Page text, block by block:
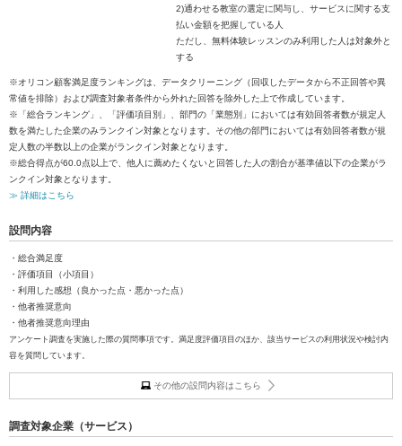
2)通わせる教室の選定に関与し、サービスに関する支
払い金額を把握している人
ただし、無料体験レッスンのみ利用した人は対象外と
する
※オリコン顧客満足度ランキングは、データクリーニング（回収したデータから不正回答や異
常値を排除）および調査対象者条件から外れた回答を除外した上で作成しています。
※「総合ランキング」、「評価項目別」、部門の「業態別」においては有効回答者数が規定人
数を満たした企業のみランクイン対象となります。その他の部門においては有効回答者数が規
定人数の半数以上の企業がランクイン対象となります。
※総合得点が60.0点以上で、他人に薦めたくないと回答した人の割合が基準値以下の企業がラ
ンクイン対象となります。
≫ 詳細はこちら
設問内容
・総合満足度
・評価項目（小項目）
・利用した感想（良かった点・悪かった点）
・他者推奨意向
・他者推奨意向理由
アンケート調査を実施した際の質問事項です。満足度評価項目のほか、該当サービスの利用状況や検討内
容を質問しています。
その他の設問内容はこちら
調査対象企業（サービス）